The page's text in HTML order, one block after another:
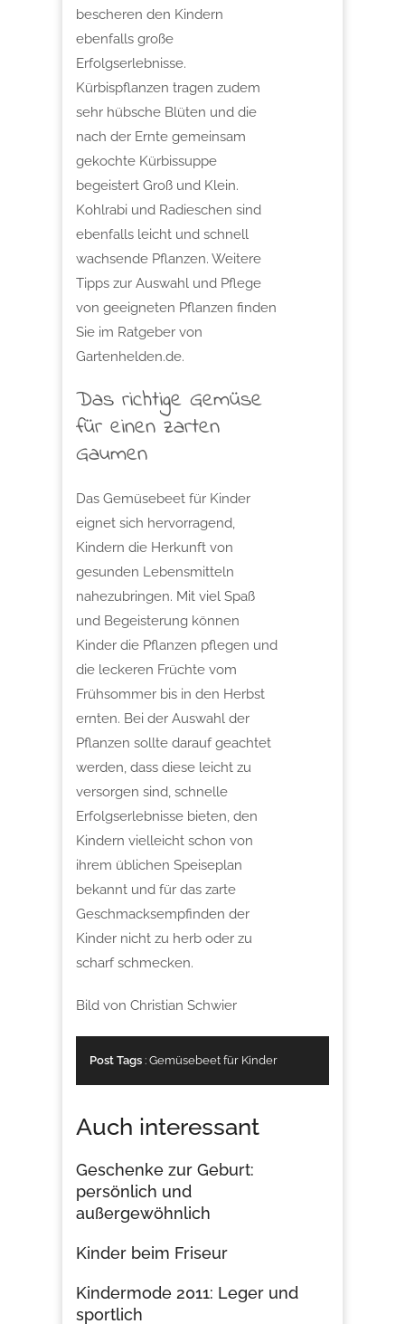
bescheren den Kindern
ebenfalls große
Erfolgserlebnisse.
Kürbispflanzen tragen zudem
sehr hübsche Blüten und die
nach der Ernte gemeinsam
gekochte Kürbissuppe
begeistert Groß und Klein.
Kohlrabi und Radieschen sind
ebenfalls leicht und schnell
wachsende Pflanzen. Weitere
Tipps zur Auswahl und Pflege
von geeigneten Pflanzen finden
Sie im Ratgeber von
Gartenhelden.de.
Das richtige Gemüse
für einen zarten
Gaumen
Das Gemüsebeet für Kinder
eignet sich hervorragend,
Kindern die Herkunft von
gesunden Lebensmitteln
nahezubringen. Mit viel Spaß
und Begeisterung können
Kinder die Pflanzen pflegen und
die leckeren Früchte vom
Frühsommer bis in den Herbst
ernten. Bei der Auswahl der
Pflanzen sollte darauf geachtet
werden, dass diese leicht zu
versorgen sind, schnelle
Erfolgserlebnisse bieten, den
Kindern vielleicht schon von
ihrem üblichen Speiseplan
bekannt und für das zarte
Geschmacksempfinden der
Kinder nicht zu herb oder zu
scharf schmecken.
Bild von Christian Schwier
Post Tags : Gemüsebeet für Kinder
Auch interessant
Geschenke zur Geburt:
persönlich und
außergewöhnlich
Kinder beim Friseur
Kindermode 2011: Leger und
sportlich